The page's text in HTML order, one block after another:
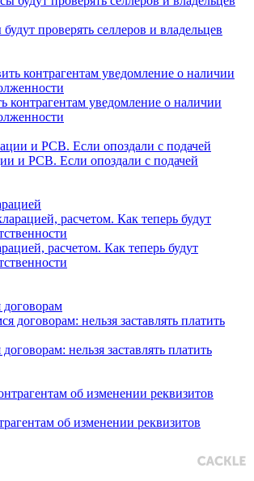
проверять селлеров и владельцев
контрагентам уведомление о наличии
и РСВ. Если опоздали с подачей
расчетом. Как теперь будут
нельзя заставлять платить
об изменении реквизитов